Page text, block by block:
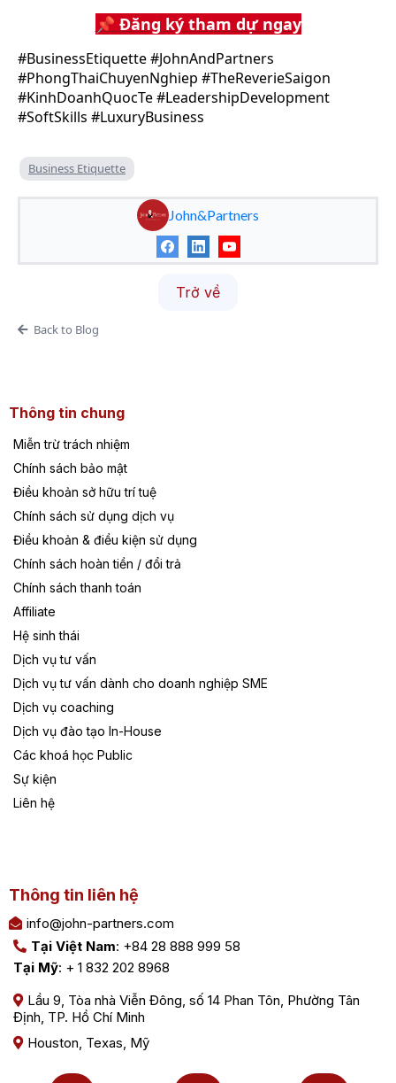
📌 Đăng ký tham dự ngay
#BusinessEtiquette #JohnAndPartners
#PhongThaiChuyenNghiep #TheReverieSaigon
#KinhDoanhQuocTe #LeadershipDevelopment
#SoftSkills #LuxuryBusiness
Business Etiquette
John&Partners
Trở về
Back to Blog
Thông tin chung
Miễn trừ trách nhiệm
Chính sách bảo mật
Điều khoản sở hữu trí tuệ
Chính sách sử dụng dịch vụ
Điều khoản & điều kiện sử dụng
Chính sách hoàn tiền / đổi trả
Chính sách thanh toán
Affiliate
Hệ sinh thái
Dịch vụ tư vấn
Dịch vụ tư vấn dành cho doanh nghiệp SME
Dịch vụ coaching
Dịch vụ đào tạo In-House
Các khoá học Public
Sự kiện
Liên hệ
Thông tin liên hệ
info@john-partners.com
Tại Việt Nam: +84 28 888 999 58
Tại Mỹ: + 1 832 202 8968
Lầu 9, Tòa nhà Viễn Đông, số 14 Phan Tôn, Phường Tân
Định, TP. Hồ Chí Minh
Houston, Texas, Mỹ